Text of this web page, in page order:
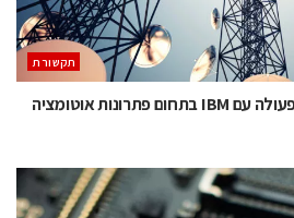
תקשורת
ג׳וניפר מרחיבה את שיתוף הפעולה עם IBM בתחום פתרונות אוטומציה